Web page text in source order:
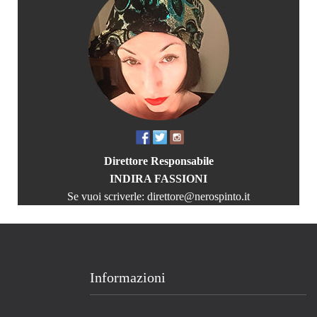
Direttore Responsabile
INDIRA FASSIONI
Se vuoi scriverle: direttore@nerospinto.it
Informazioni